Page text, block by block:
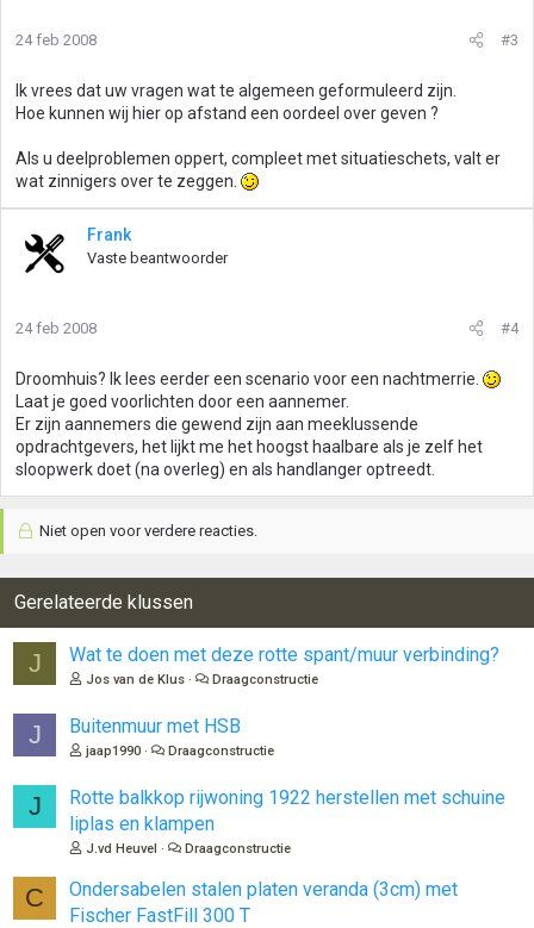
24 feb 2008 #3
Ik vrees dat uw vragen wat te algemeen geformuleerd zijn.
Hoe kunnen wij hier op afstand een oordeel over geven ?
Als u deelproblemen oppert, compleet met situatieschets, valt er
wat zinnigers over te zeggen.
Frank
Vaste beantwoorder
24 feb 2008 #4
Droomhuis? Ik lees eerder een scenario voor een nachtmerrie.
Laat je goed voorlichten door een aannemer.
Er zijn aannemers die gewend zijn aan meeklussende
opdrachtgevers, het lijkt me het hoogst haalbare als je zelf het
sloopwerk doet (na overleg) en als handlanger optreedt.
Niet open voor verdere reacties.
Gerelateerde klussen
J Wat te doen met deze rotte spant/muur verbinding?
Jos van de Klus Draagconstructie
J Buitenmuur met HSB
jaap1990 Draagconstructie
J
Rotte balkkop rijwoning 1922 herstellen met schuine
liplas en klampen
J.vd Heuvel Draagconstructie
C
Ondersabelen stalen platen veranda (3cm) met
Fischer FastFill 300 T